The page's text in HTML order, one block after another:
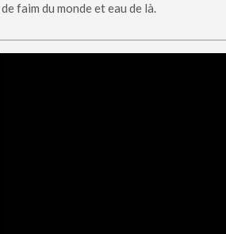
faim du monde et eau de là.